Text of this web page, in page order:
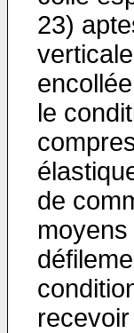
23)
le
de